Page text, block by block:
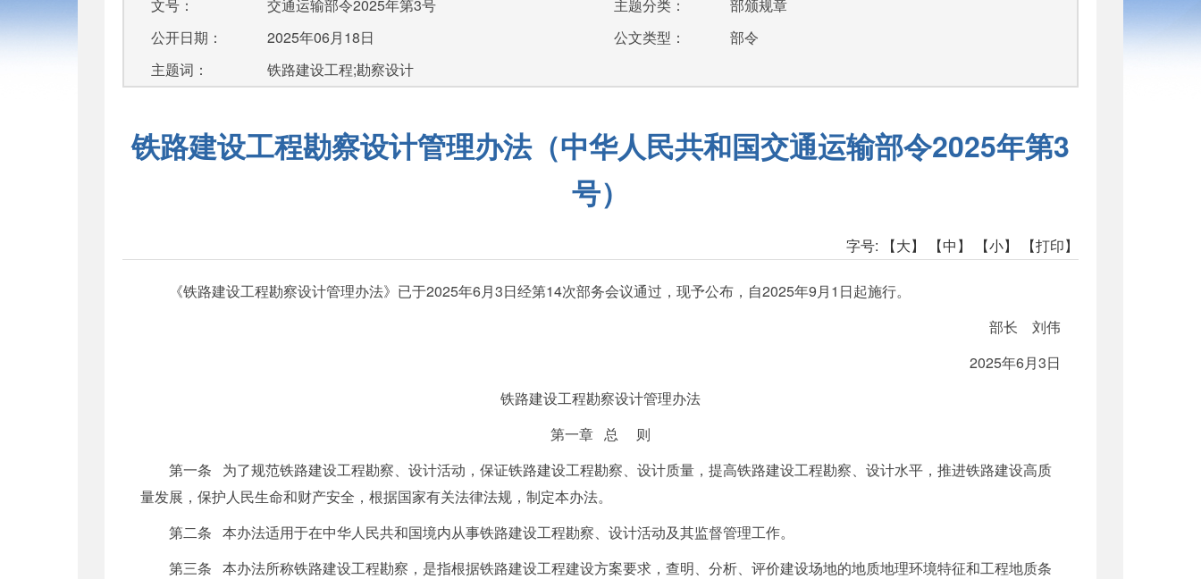
文号：
交通运输部令2025年第3号
公开日期：
2025年06月18日
主题词：
铁路建设工程;勘察设计
主题分类：
部颁规章
公文类型：
部令
铁路建设工程勘察设计管理办法（中华人民共和国交通运输部令2025年第3
号）
字号: 【大】 【中】 【小】 【打印】
《铁路建设工程勘察设计管理办法》已于2025年6月3日经第14次部务会议通过，现予公布，自2025年9月1日起施行。
部长 刘伟
2025年6月3日
铁路建设工程勘察设计管理办法
第一章 总 则
第一条 为了规范铁路建设工程勘察、设计活动，保证铁路建设工程勘察、设计质量，提高铁路建设工程勘察、设计水平，推进铁路建设高质
量发展，保护人民生命和财产安全，根据国家有关法律法规，制定本办法。
第二条 本办法适用于在中华人民共和国境内从事铁路建设工程勘察、设计活动及其监督管理工作。
第三条 本办法所称铁路建设工程勘察，是指根据铁路建设工程建设方案要求，查明、分析、评价建设场地的地质地理环境特征和工程地质条